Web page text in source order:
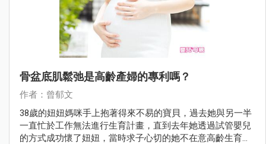
骨盆底肌鬆弛是高齡產婦的專利嗎？
作者：曾郁文
38歲的妞妞媽咪手上抱著得來不易的寶貝，過去她與另一半
一直忙於工作無法進行生育計畫，直到去年她透過試管嬰兒
的方式成功懷了妞妞，當時求子心切的她不在意高齡生育的